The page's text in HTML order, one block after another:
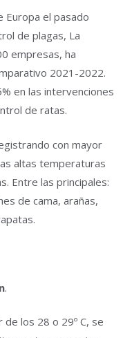
Europa el pasado
de plagas, La
empresas, ha
2021-2022.
en las intervenciones
de ratas.
con mayor
altas temperaturas
Entre las principales:
de cama, arañas,
.
los 28 o 29º C, se